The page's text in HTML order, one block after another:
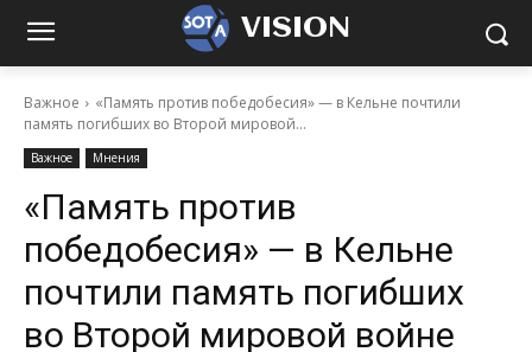
VISION
Важное
«Память против победобесия» — в Кельне почтили
память погибших во Второй мировой...
Важное Мнения
«Память против
победобесия» — в Кельне
почтили память погибших
во Второй мировой войне